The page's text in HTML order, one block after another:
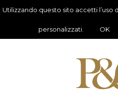
Utilizzando questo sito accetti
personalizzati. OK